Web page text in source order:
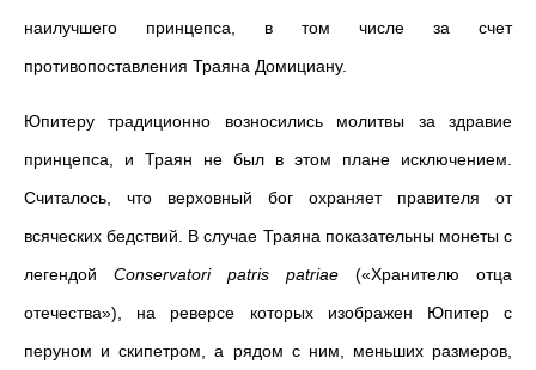
наилучшего принцепса, в том числе за счет
противопоставления Траяна Домициану.
Юпитеру традиционно возносились молитвы за здравие
принцепса, и Траян не был в этом плане исключением.
Считалось, что верховный бог охраняет правителя от
всяческих бедствий. В случае Траяна показательны монеты с
легендой Conservatori patris patriae («Хранителю отца
отечества»), на реверсе которых изображен Юпитер с
перуном и скипетром, а рядом с ним, меньших размеров,